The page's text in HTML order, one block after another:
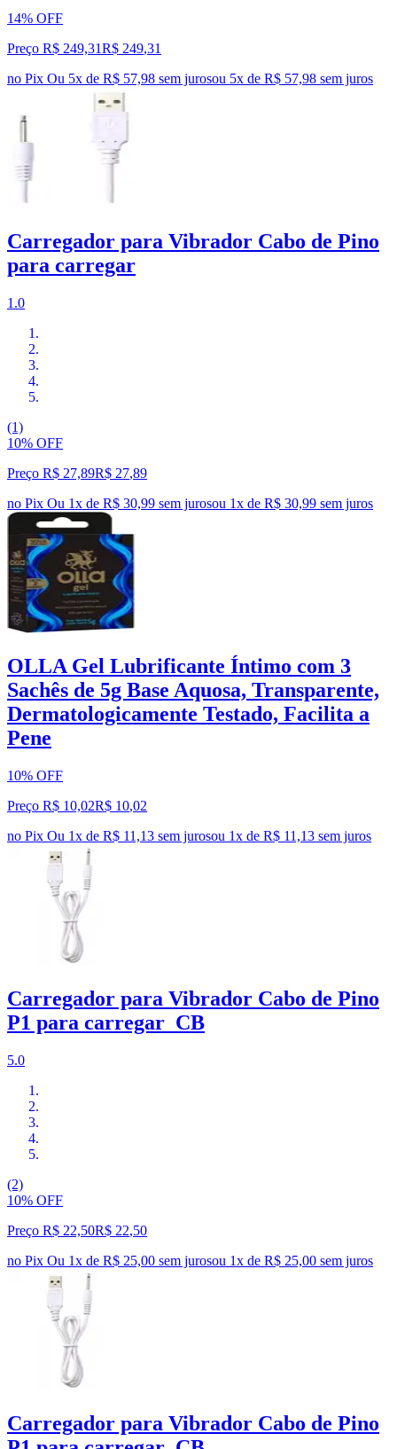
14% OFF
Preço R$ 249,31R$ 249,31
no Pix Ou 5x de R$ 57,98 sem jurosou 5x de R$ 57,98 sem juros
Carregador para Vibrador Cabo de Pino
para carregar
1.0
(1)
10% OFF
Preço R$ 27,89R$ 27,89
no Pix Ou 1x de R$ 30,99 sem jurosou 1x de R$ 30,99 sem juros
OLLA Gel Lubrificante Íntimo com 3
Sachês de 5g Base Aquosa, Transparente,
Dermatologicamente Testado, Facilita a
Pene
10% OFF
Preço R$ 10,02R$ 10,02
no Pix Ou 1x de R$ 11,13 sem jurosou 1x de R$ 11,13 sem juros
Carregador para Vibrador Cabo de Pino
P1 para carregar_CB
5.0
(2)
10% OFF
Preço R$ 22,50R$ 22,50
no Pix Ou 1x de R$ 25,00 sem jurosou 1x de R$ 25,00 sem juros
Carregador para Vibrador Cabo de Pino